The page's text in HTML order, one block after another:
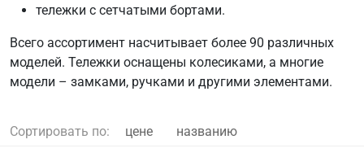
тележки с сетчатыми бортами.
Всего ассортимент насчитывает более 90 различных
моделей. Тележки оснащены колесиками, а многие
модели – замками, ручками и другими элементами.
Сортировать по: цене названию